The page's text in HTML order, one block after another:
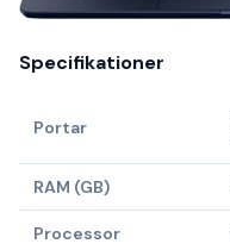
Specifikationer
Portar
RAM (GB)
Processor